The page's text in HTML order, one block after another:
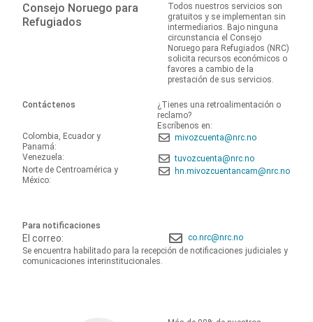
Consejo Noruego para
Refugiados
Todos nuestros servicios son
gratuitos y se implementan sin
intermediarios. Bajo ninguna
circunstancia el Consejo
Noruego para Refugiados (NRC)
solicita recursos económicos o
favores a cambio de la
prestación de sus servicios.
Contáctenos
¿Tienes una retroalimentación o
reclamo?
Escríbenos en:
Colombia, Ecuador y
Panamá:
mivozcuenta@nrc.no
Venezuela:
tuvozcuenta@nrc.no
Norte de Centroamérica y
México:
hn.mivozcuentancam@nrc.no
Para notificaciones
El correo:
co.nrc@nrc.no
Se encuentra habilitado para la recepción de notificaciones judiciales y
comunicaciones interinstitucionales.